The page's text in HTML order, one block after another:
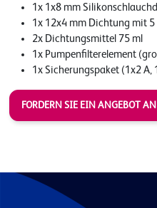
1x 1x8 mm
1x 12x4 mm Dichtung mit 5
2x Dichtungsmittel 75 ml
1x Pumpenfilterelement
1x Sicherungspaket (1x2 A,
FORDERN SIE EIN ANGEBOT AN